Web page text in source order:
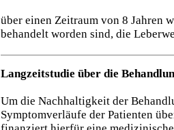
über einen Zeitraum von 8 Jahren
behandelt worden sind, die
Langzeitstudie über die
Um die Nachhaltigkeit der
Symptomverläufe der Patienten